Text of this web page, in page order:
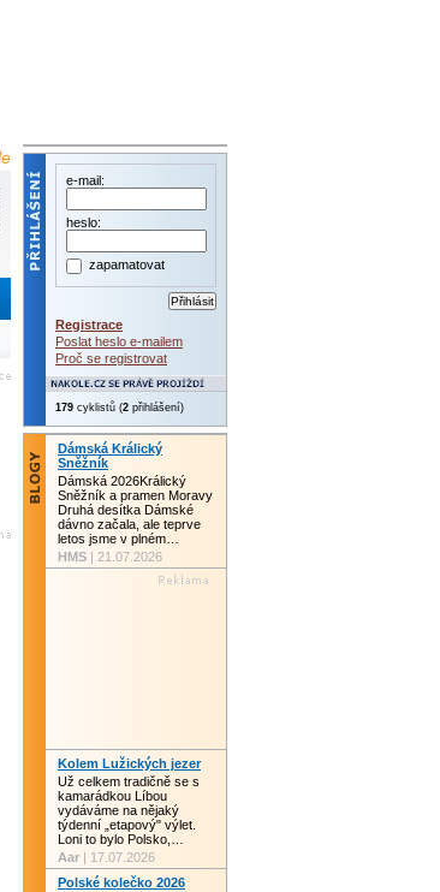
e-mail:
heslo:
zapamatovat
Registrace
Poslat heslo e-mailem
Proč se registrovat
179 cyklistů (2 přihlášení)
Dámská Králický
Sněžník
Dámská 2026Králický
Sněžník a pramen Moravy
Druhá desítka Dámské
dávno začala, ale teprve
letos jsme v plném…
HMS | 21.07.2026
Kolem Lužických jezer
Už celkem tradičně se s
kamarádkou Líbou
vydáváme na nějaký
týdenní „etapový" výlet.
Loni to bylo Polsko,…
Aar | 17.07.2026
Polské kolečko 2026